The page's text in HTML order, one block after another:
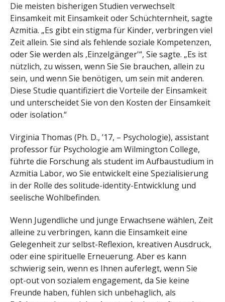
Die meisten bisherigen Studien verwechselt
Einsamkeit mit Einsamkeit oder Schüchternheit, sagte
Azmitia. „Es gibt ein stigma für Kinder, verbringen viel
Zeit allein. Sie sind als fehlende soziale Kompetenzen,
oder Sie werden als ‚Einzelgänger'“, Sie sagte. „Es ist
nützlich, zu wissen, wenn Sie Sie brauchen, allein zu
sein, und wenn Sie benötigen, um sein mit anderen.
Diese Studie quantifiziert die Vorteile der Einsamkeit
und unterscheidet Sie von den Kosten der Einsamkeit
oder isolation.“
Virginia Thomas (Ph. D., ’17, – Psychologie), assistant
professor für Psychologie am Wilmington College,
führte die Forschung als student im Aufbaustudium in
Azmitia Labor, wo Sie entwickelt eine Spezialisierung
in der Rolle des solitude-identity-Entwicklung und
seelische Wohlbefinden.
Wenn Jugendliche und junge Erwachsene wählen, Zeit
alleine zu verbringen, kann die Einsamkeit eine
Gelegenheit zur selbst-Reflexion, kreativen Ausdruck,
oder eine spirituelle Erneuerung. Aber es kann
schwierig sein, wenn es Ihnen auferlegt, wenn Sie
opt-out von sozialem engagement, da Sie keine
Freunde haben, fühlen sich unbehaglich, als